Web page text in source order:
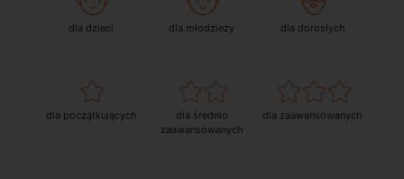
dla dzieci dla młodzieży dla dorosłych
dla początkujących
dla średnio
zaawansowanych
dla zaawansowanych